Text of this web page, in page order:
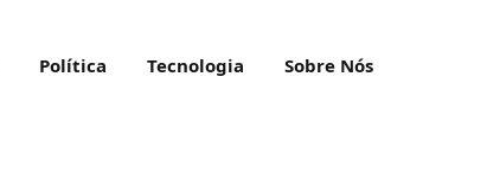
Política Tecnologia Sobre Nós